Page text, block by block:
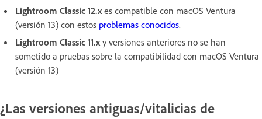
Lightroom Classic 12.x es compatible con macOS Ventura
(versión 13) con estos problemas conocidos.
Lightroom Classic 11.x y versiones anteriores no se han
sometido a pruebas sobre la compatibilidad con macOS Ventura
(versión 13)
¿Las versiones antiguas/vitalicias de